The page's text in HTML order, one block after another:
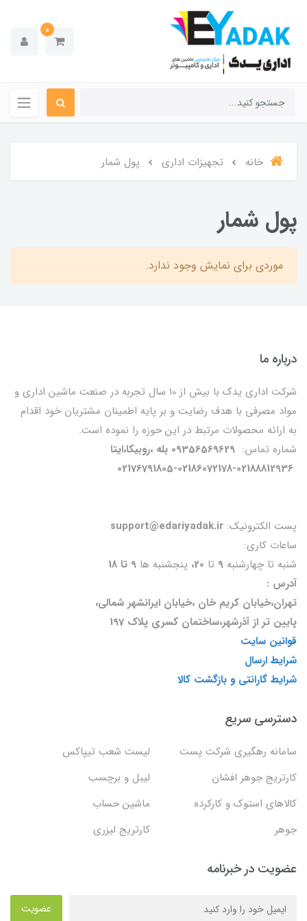
0
خانه تجهیزات اداری پول شمار
پول شمار
موردی برای نمایش وجود ندارد.
درباره ما
شرکت اداری یدک با بیش از 10 سال تجربه در صنعت ماشین اداری و
مواد مصرفی با هدف رضایت و بر پایه اطمینان مشتریان خود اقدام
به ارائه محصولات مرتبط در این حوزه را نموده است.
شماره تماس: 09356569629 بله ،روبیکا،ایتا
02176791805-02186072178-02188812936
پست الکترونیک:
ساعات کاری:
شنبه تا چهارشنبه 9 تا 20، پنجشنبه ها
آدرس :
تهران،خیابان کریم خان ،خیابان ایرانشهر شمالی،
پایین تر از آذرشهر،ساختمان کسری پلاک 197
قوانین سایت
شرایط ارسال
شرایط گارانتی و بازگشت کالا
دسترسی سریع
سامانه رهگیری شرکت پست
لیست شعب تیپاکس
کارتریج جوهر افشان
لیبل و برچسب
کالاهای استوک و کارکرده
ماشین حساب
جوهر
کارتریج لیزری
عضویت در خبرنامه
عضویت